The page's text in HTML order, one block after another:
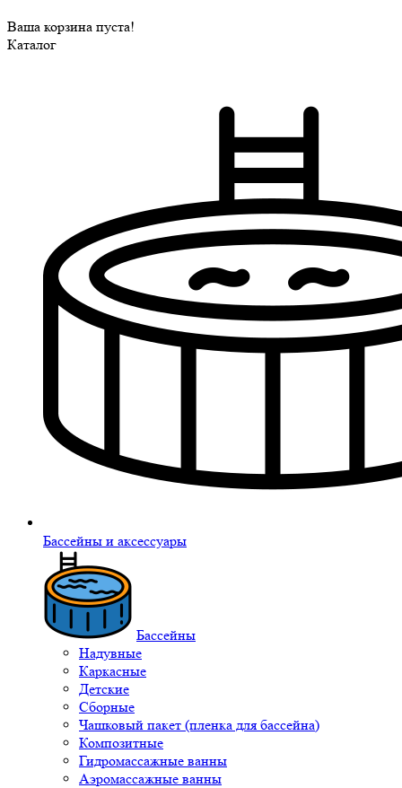
Ваша корзина пуста!
Каталог
Бассейны и аксессуары
Бассейны
Надувные
Каркасные
Детские
Сборные
Чашковый пакет (пленка для бассейна)
Композитные
Гидромассажные ванны
Аэромассажные ванны